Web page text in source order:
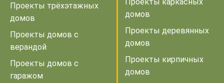
Проекты трёхэтажных
домов
Проекты домов с
верандой
Проекты домов с
гаражом
домов
Проекты деревянных
домов
Проекты кирпичных
домов